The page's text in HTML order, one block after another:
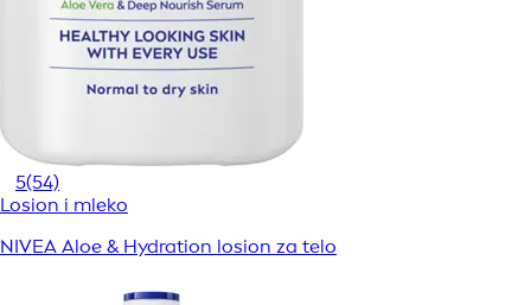
5(54)
Losion i mleko
NIVEA Aloe & Hydration losion za telo